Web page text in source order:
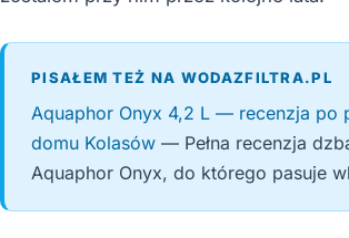
PISAŁEM TEŻ NA WODAZFILTRA.PL
Aquaphor Onyx 4,2 L — recenzja po
domu Kolasów — Pełna recenzja
Aquaphor Onyx, do którego pasuje